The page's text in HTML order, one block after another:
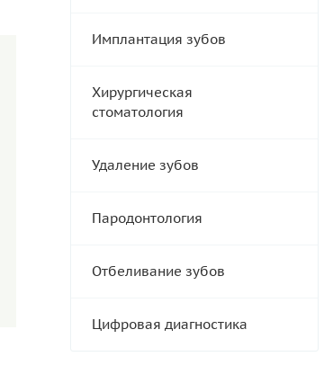
Имплантация зубов
Хирургическая
стоматология
Удаление зубов
Пародонтология
Отбеливание зубов
Цифровая диагностика